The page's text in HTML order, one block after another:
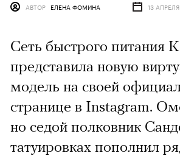
АВТОР ЕЛЕНА ФОМИНА 13
Сеть быстрого питания
представила новую
модель на своей
странице в Instagram.
но седой полковник
татуировках пополнил